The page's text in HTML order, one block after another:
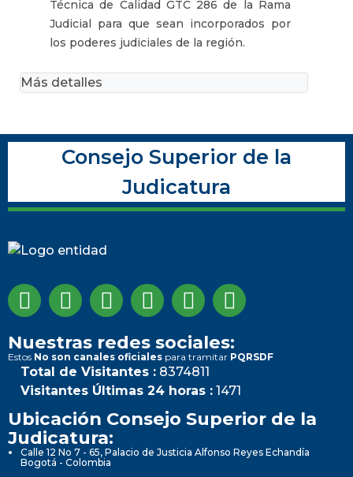
Técnica de Calidad GTC 286 de la Rama
Judicial para que sean incorporados por
los poderes judiciales de la región.
Más detalles
Consejo Superior de la
Judicatura
Nuestras redes sociales:
Estos No son canales oficiales para tramitar PQRSDF
Total de Visitantes : 8374811
Visitantes Últimas 24 horas : 1471
Ubicación Consejo Superior de la
Judicatura:
Calle 12 No 7 - 65, Palacio de Justicia Alfonso Reyes Echandía
Bogotá - Colombia